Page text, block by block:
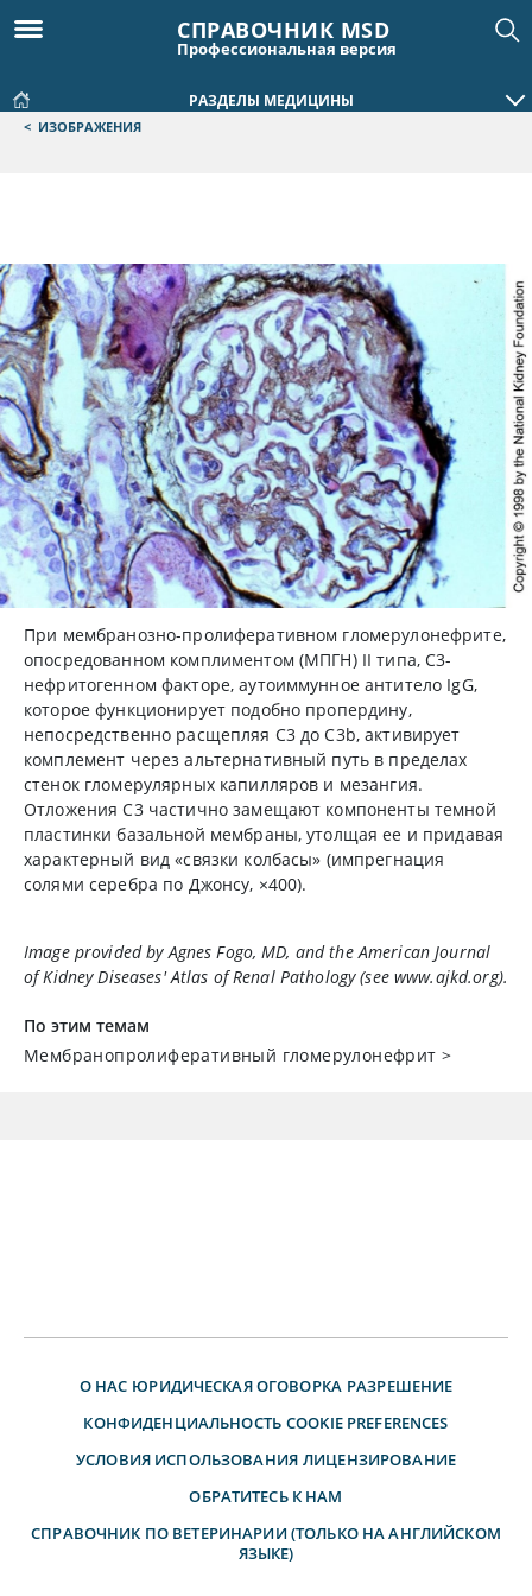
СПРАВОЧНИК MSD
Профессиональная версия
РАЗДЕЛЫ МЕДИЦИНЫ
< ИЗОБРАЖЕНИЯ
При мембранозно-пролиферативном гломерулонефрите,
опосредованном комплиментом (МПГН) II типа, C3-
нефритогенном факторе, аутоиммунное антитело IgG,
которое функционирует подобно пропердину,
непосредственно расщепляя C3 до С3b, активирует
комплемент через альтернативный путь в пределах
стенок гломерулярных капилляров и мезангия.
Отложения С3 частично замещают компоненты темной
пластинки базальной мембраны, утолщая ее и придавая
характерный вид «связки колбасы» (импрегнация
солями серебра по Джонсу, ×400).
Image provided by Agnes Fogo, MD, and the American Journal
of Kidney Diseases'Atlas of Renal Pathology(see www.ajkd.org).
По этим темам
Мембранопролиферативный гломерулонефрит >
О НАС ЮРИДИЧЕСКАЯ ОГОВОРКА РАЗРЕШЕНИЕ
КОНФИДЕНЦИАЛЬНОСТЬ COOKIE PREFERENCES
УСЛОВИЯ ИСПОЛЬЗОВАНИЯ ЛИЦЕНЗИРОВАНИЕ
ОБРАТИТЕСЬ К НАМ
СПРАВОЧНИК ПО ВЕТЕРИНАРИИ (ТОЛЬКО НА АНГЛИЙСКОМ
ЯЗЫКЕ)